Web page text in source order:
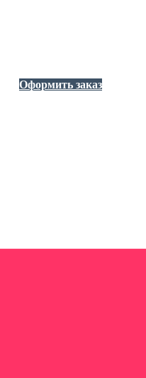
Оформить заказ